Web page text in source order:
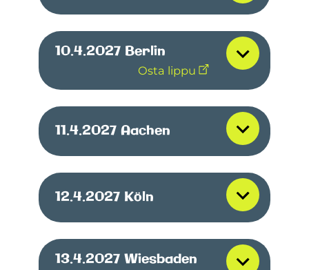
10.4.2027 Berlin
Osta lippu
11.4.2027 Aachen
12.4.2027 Köln
13.4.2027 Wiesbaden